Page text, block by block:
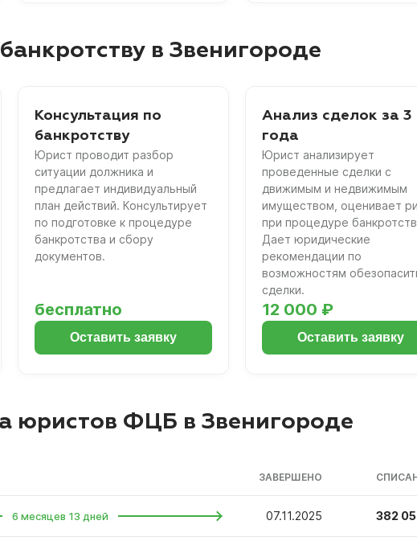
в Звенигороде
Консультация по
банкротству
Юрист проводит разбор
ситуации должника и
предлагает индивидуальный
план действий. Консультирует
по подготовке к процедуре
банкротства и сбору
документов.
бесплатно
Оставить заявку
Анализ сделок за 3
года
Юрист анализирует
проведенные сделки с
движимым и недвижимым
имуществом, оценивает
при процедуре
Дает юридические
рекомендации по
возможностям
сделки.
12 000 ₽
Оставить заявку
юристов ФЦБ в Звенигороде
ЗАВЕРШЕНО
6 месяцев 13 дней 07.11.2025 382